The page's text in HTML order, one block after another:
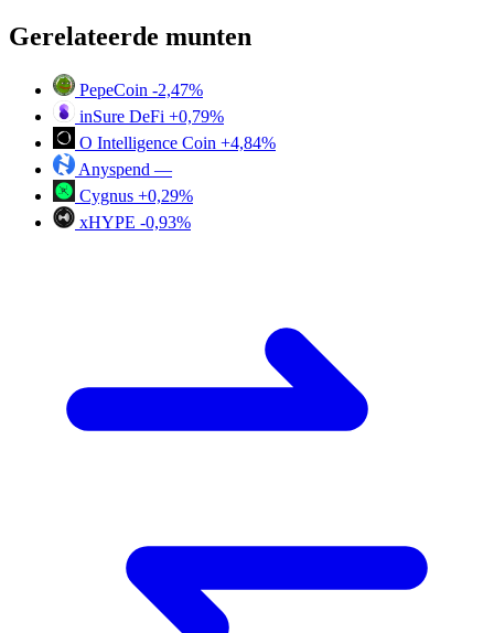
Gerelateerde munten
PepeCoin -2,47%
inSure DeFi +0,79%
O Intelligence Coin +4,84%
Anyspend —
Cygnus +0,29%
xHYPE -0,93%